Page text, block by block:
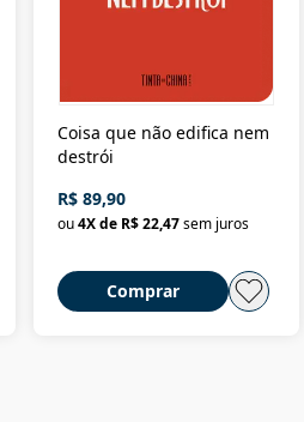
Coisa que não edifica nem
destrói
R$ 89,90
ou4X de R$ 22,47sem juros
Comprar